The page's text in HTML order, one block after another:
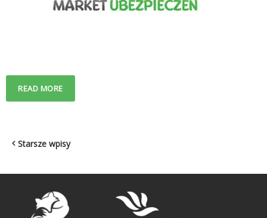
READ MORE
Nawigacja
wpisach
Starsze wpisy